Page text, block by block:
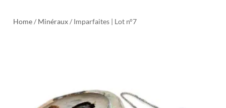
Home/ Minéraux/ Imparfaites | Lot n°7